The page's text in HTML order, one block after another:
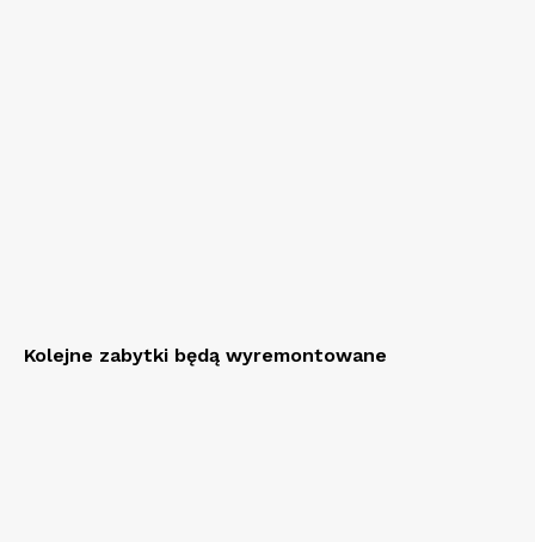
Kolejne zabytki będą wyremontowane